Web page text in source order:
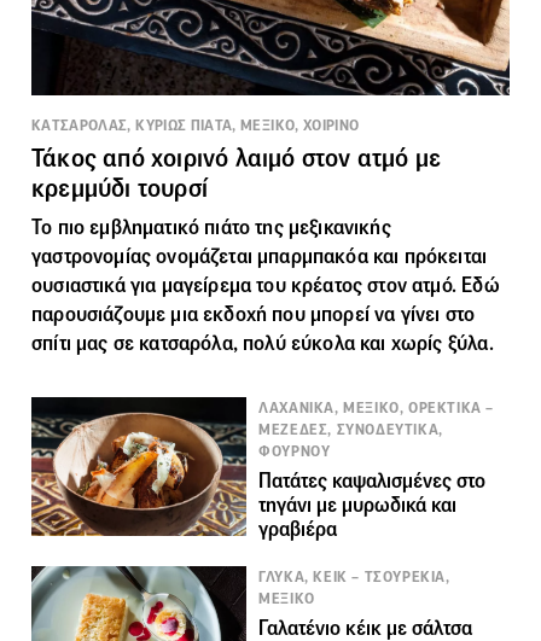
ΚΑΤΣΑΡΟΛΑΣ, ΚΥΡΙΩΣ ΠΙΑΤΑ, ΜΕΞΙΚΟ, ΧΟΙΡΙΝΟ
Τάκος από χοιρινό λαιμό στον ατμό με
κρεμμύδι τουρσί
Το πιο εμβληματικό πιάτο της μεξικανικής
γαστρονομίας ονομάζεται μπαρμπακόακαι πρόκειται
ουσιαστικά για μαγείρεμα του κρέατος στον ατμό. Εδώ
παρουσιάζουμε μια εκδοχή που μπορεί να γίνει στο
σπίτι μας σε κατσαρόλα, πολύ εύκολα και χωρίς ξύλα.
ΛΑΧΑΝΙΚΑ, ΜΕΞΙΚΟ, ΟΡΕΚΤΙΚΑ –
ΜΕΖΕΔΕΣ, ΣΥΝΟΔΕΥΤΙΚΑ,
ΦΟΥΡΝΟΥ
Πατάτες καψαλισμένες στο
τηγάνι με μυρωδικά και
γραβιέρα
ΓΛΥΚΑ, ΚΕΙΚ – ΤΣΟΥΡΕΚΙΑ,
ΜΕΞΙΚΟ
Γαλατένιο κέικ με σάλτσα